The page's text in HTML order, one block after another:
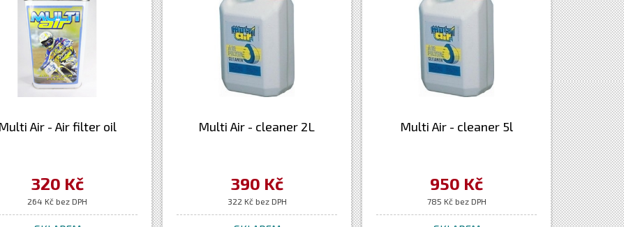
Multi Air - Air filter oil
320 Kč
264 Kč bez DPH
Multi Air - cleaner 2L
390 Kč
322 Kč bez DPH
Multi Air - cleaner 5l
950 Kč
785 Kč bez DPH